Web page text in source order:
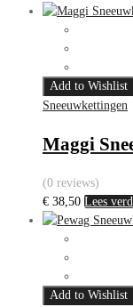
Add to Wishlist
Sneeuwkettingen
Maggi
(0 reviews)
€ 38,50 Lees
Add to Wishlist